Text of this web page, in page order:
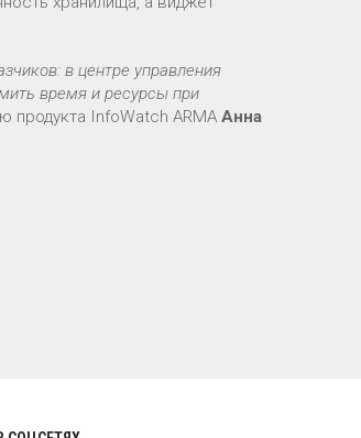
в центре управления
время и ресурсы при
InfoWatch ARMA Анна